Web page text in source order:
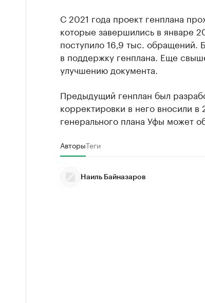
С 2021 года проект генплана
которые завершились в январе
поступило 16,9 тыс. обращений.
в поддержку генплана. Еще
улучшению документа.
Предыдущий генплан был
корректировки в него вносили
генерального плана Уфы может
АвторыТеги
Наиль Байназаров